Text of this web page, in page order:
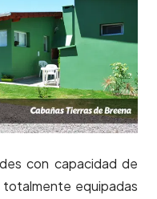
con capacidad de
totalmente equipadas